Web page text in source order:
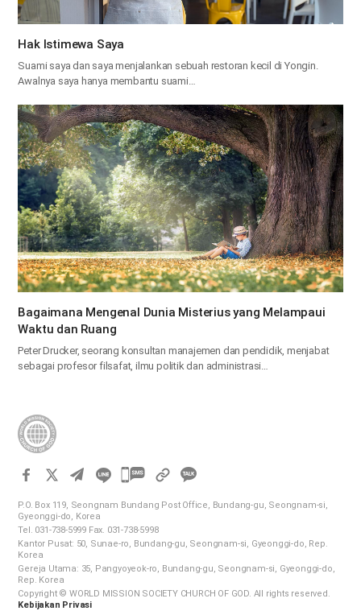
Hak Istimewa Saya
Suami saya dan saya menjalankan sebuah restoran kecil di Yongin.
Awalnya saya hanya membantu suami…
Bagaimana Mengenal Dunia Misterius yang Melampaui
Waktu dan Ruang
Peter Drucker, seorang konsultan manajemen dan pendidik, menjabat
sebagai profesor filsafat, ilmu politik dan administrasi…
카
공
유
하
P.O. Box 119, Seongnam Bundang Post Office, Bundang-gu, Seongnam-si,
Gyeonggi-do, Korea
Tel. 031-738-5999 Fax. 031-738-5998
Kantor Pusat: 50, Sunae-ro, Bundang-gu, Seongnam-si, Gyeonggi-do, Rep.
Korea
Gereja Utama: 35, Pangyoyeok-ro, Bundang-gu, Seongnam-si, Gyeonggi-do,
Rep. Korea
Copyright © WORLD MISSION SOCIETY CHURCH OF GOD. All rights reserved.
Kebijakan Privasi